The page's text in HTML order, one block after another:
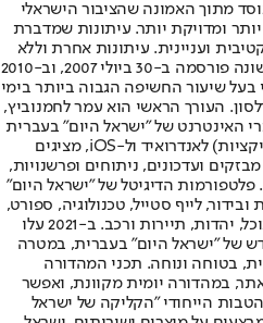
מתוך האמונה שהציבור הישראלי
ומדויקת יותר. עיתונות שמדברת
ועניינית. עיתונות אחרת וללא
תשלום. המהדורה המודפסת הראשונה פורסמה ב-30 ביולי 2007, וב-2010
בעל שיעור החשיפה הגבוה ביותר בימי
העורך הראשי הוא עמר לחמנוביץ,
האינטרנט של "ישראל היום" בעברית
ובאנגלית, כמו כן היישומונים (אפליקציות) לאנדרואיד ול-iOS, מציגים
ועדכונים, ניתוחים ופרשנויות,
פלטפורמות הדיגיטל של "ישראל היום"
לייף סטייל, טכנולוגיה, ספורט,
כלכלה וצרכנות, בריאות, חיילים, אוכל, יהדות, תיירות ורכב. ב-2021 עלו
של "ישראל היום" בעברית, במטרה
בטוחה ונוחה. תכני המהדורה
במהדורה יומית מקוונת, ואפשר
הייחודי "הקליקה של ישראל